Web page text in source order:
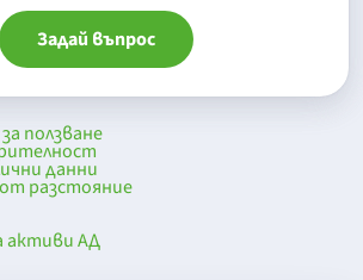
Задай въпрос
ползване
данни
разстояние
активи АД